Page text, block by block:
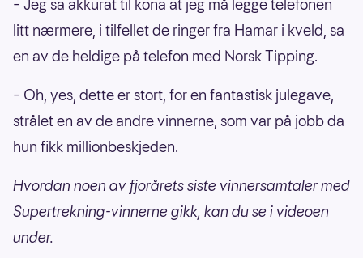
– Jeg sa akkurat til kona at jeg må legge telefonen
litt nærmere, i tilfellet de ringer fra Hamar i kveld, sa
en av de heldige på telefon med Norsk Tipping.
– Oh, yes, dette er stort, for en fantastisk julegave,
strålet en av de andre vinnerne, som var på jobb da
hun fikk millionbeskjeden.
Hvordan noen av fjorårets siste vinnersamtaler med
Supertrekning-vinnerne gikk, kan du se i videoen
under.